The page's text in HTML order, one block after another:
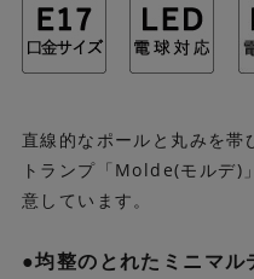
直線的なポールと丸みを帯
トランプ「Molde(モルデ)
意しています。
●均整のとれたミニマル